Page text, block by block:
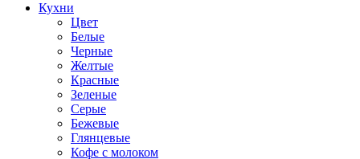
Кухни
Цвет
Белые
Черные
Желтые
Красные
Зеленые
Серые
Бежевые
Глянцевые
Кофе с молоком